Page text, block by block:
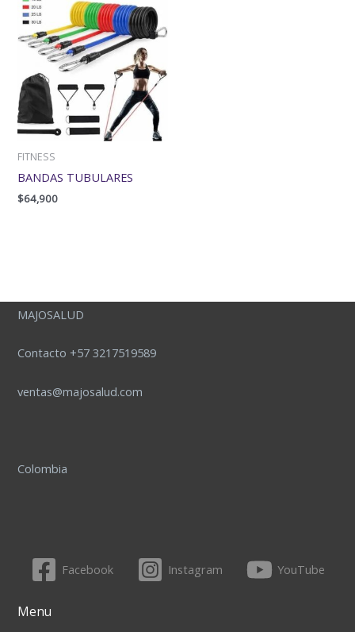
FITNESS
BANDAS TUBULARES
$64,900
MAJOSALUD
Contacto +57 3217519589
ventas@majosalud.com
Colombia
Facebook Instagram YouTube
Menu